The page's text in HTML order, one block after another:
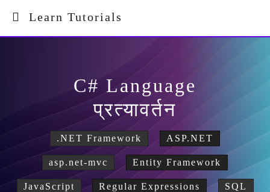
Learn Tutorials
C# Language
प्रत्यावर्तन
.NET Framework ASP.NET
asp.net-mvc Entity Framework
JavaScript Regular Expressions SQL